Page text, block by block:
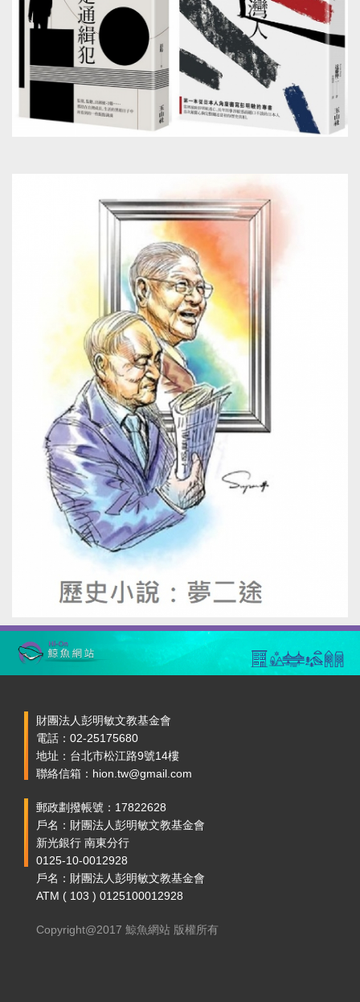
財團法人彭明敏文教基金會
電話：02-25175680
地址：台北市松江路9號14樓
聯絡信箱：hion.tw@gmail.com
郵政劃撥帳號：17822628
戶名：財團法人彭明敏文教基金會
新光銀行 南東分行
0125-10-0012928
戶名：財團法人彭明敏文教基金會
ATM ( 103 ) 0125100012928
Copyright@2017 鯨魚網站 版權所有